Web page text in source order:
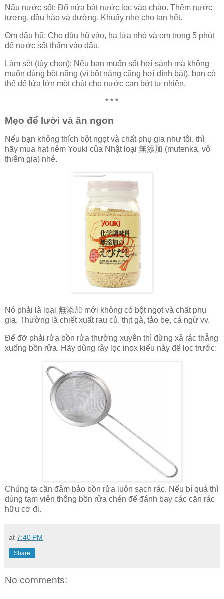
Nấu nước sốt: Đổ nửa bát nước lọc vào chảo. Thêm nước
tương, dầu hào và đường. Khuấy nhẹ cho tan hết.
Om đậu hũ: Cho đậu hũ vào, hạ lửa nhỏ và om trong 5 phút
để nước sốt thấm vào đậu.
Làm sệt (tùy chọn): Nếu bạn muốn sốt hơi sánh mà không
muốn dùng bột năng (vì bột năng cũng hơi dính bát), bạn có
thể để lửa lớn một chút cho nước cạn bớt tự nhiên.
* * *
Mẹo để lười và ăn ngon
Nếu bạn không thích bột ngọt và chất phụ gia như tôi, thì
hãy mua hạt nêm Youki của Nhật loại 無添加 (mutenka, vô
thiêm gia) nhé.
Nó phải là loại 無添加 mới không có bột ngọt và chất phụ
gia. Thường là chiết xuất rau củ, thịt gà, tảo bẹ, cá ngừ vv.
Để đỡ phải rửa bồn rửa thường xuyên thì đừng xả rác thẳng
xuống bồn rửa. Hãy dùng rây lọc inox kiểu này để lọc trước:
Chúng ta cần đảm bảo bồn rửa luôn sạch rác. Nếu bí quá thì
dùng tạm viên thông bồn rửa chén để đánh bay các cặn rác
hữu cơ đi.
at 7:40 PM
Share
No comments: